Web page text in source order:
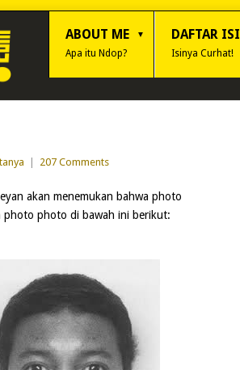
ABOUT ME
Apa itu Ndop?
DAFTAR ISI
Isinya Curhat!
207 Comments
akan menemukan bahwa photo
photo photo di bawah ini berikut: